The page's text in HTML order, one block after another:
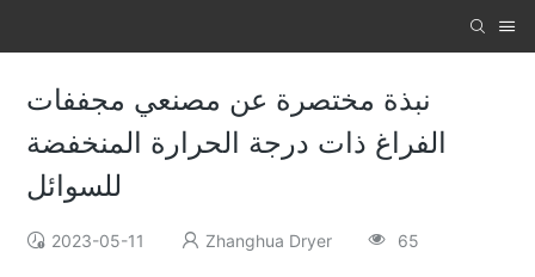
نبذة مختصرة عن مصنعي مجففات
الفراغ ذات درجة الحرارة المنخفضة
للسوائل
2023-05-11 Zhanghua Dryer 65